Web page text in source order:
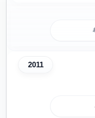
2011